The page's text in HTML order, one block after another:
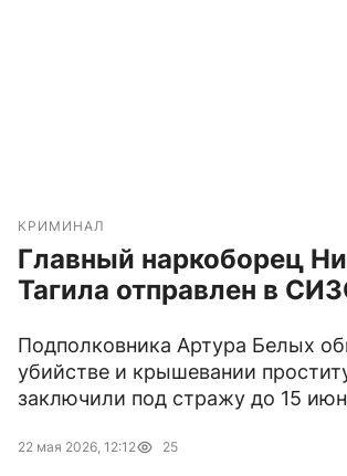
КРИМИНАЛ
Главный наркоборец
Тагила отправлен в
Подполковника Артура Белых
убийстве и крышевании
заключили под стражу до 15
22 мая 2026, 12:12 25